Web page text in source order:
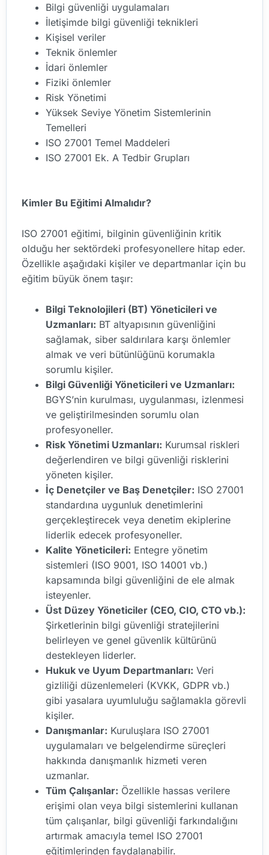
Bilgi güvenliği uygulamaları
İletişimde bilgi güvenliği teknikleri
Kişisel veriler
Teknik önlemler
İdari önlemler
Fiziki önlemler
Risk Yönetimi
Yüksek Seviye Yönetim Sistemlerinin
Temelleri
ISO 27001 Temel Maddeleri
ISO 27001 Ek. A Tedbir Grupları
Kimler Bu Eğitimi Almalıdır?
ISO 27001 eğitimi, bilginin güvenliğinin kritik
olduğu her sektördeki profesyonellere hitap eder.
Özellikle aşağıdaki kişiler ve departmanlar için bu
eğitim büyük önem taşır:
Bilgi Teknolojileri (BT) Yöneticileri ve
Uzmanları: BT altyapısının güvenliğini
sağlamak, siber saldırılara karşı önlemler
almak ve veri bütünlüğünü korumakla
sorumlu kişiler.
Bilgi Güvenliği Yöneticileri ve Uzmanları:
BGYS’nin kurulması, uygulanması, izlenmesi
ve geliştirilmesinden sorumlu olan
profesyoneller.
Risk Yönetimi Uzmanları: Kurumsal riskleri
değerlendiren ve bilgi güvenliği risklerini
yöneten kişiler.
İç Denetçiler ve Baş Denetçiler: ISO 27001
standardına uygunluk denetimlerini
gerçekleştirecek veya denetim ekiplerine
liderlik edecek profesyoneller.
Kalite Yöneticileri: Entegre yönetim
sistemleri (ISO 9001, ISO 14001 vb.)
kapsamında bilgi güvenliğini de ele almak
isteyenler.
Üst Düzey Yöneticiler (CEO, CIO, CTO vb.):
Şirketlerinin bilgi güvenliği stratejilerini
belirleyen ve genel güvenlik kültürünü
destekleyen liderler.
Hukuk ve Uyum Departmanları: Veri
gizliliği düzenlemeleri (KVKK, GDPR vb.)
gibi yasalara uyumluluğu sağlamakla görevli
kişiler.
Danışmanlar: Kuruluşlara ISO 27001
uygulamaları ve belgelendirme süreçleri
hakkında danışmanlık hizmeti veren
uzmanlar.
Tüm Çalışanlar: Özellikle hassas verilere
erişimi olan veya bilgi sistemlerini kullanan
tüm çalışanlar, bilgi güvenliği farkındalığını
artırmak amacıyla temel ISO 27001
eğitimlerinden faydalanabilir.